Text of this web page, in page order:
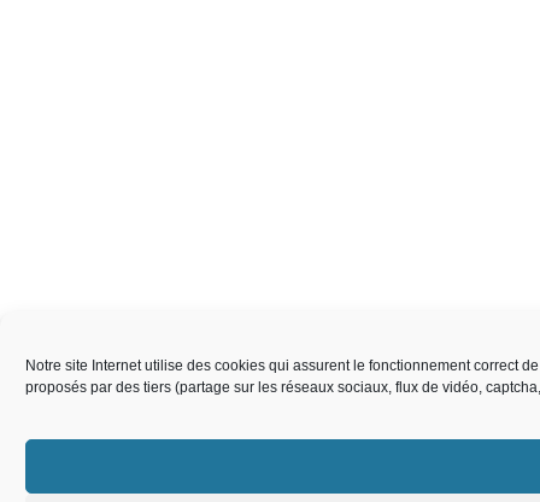
Notre site Internet utilise des cookies qui assurent le fonctionnement correct
proposés par des tiers (partage sur les réseaux sociaux, flux de vidéo,